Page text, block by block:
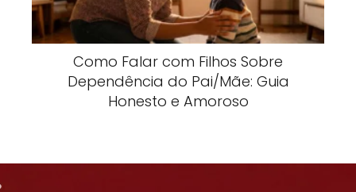
Como Falar com Filhos Sobre
Dependência do Pai/Mãe: Guia
Honesto e Amoroso